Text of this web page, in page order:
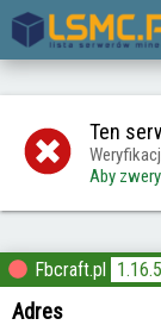
Ten
Aby
Fbcraft.pl 1.16.5
Adres